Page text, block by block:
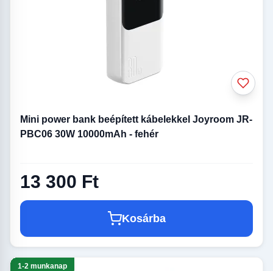
Mini power bank beépített kábelekkel Joyroom JR-
PBC06 30W 10000mAh - fehér
13 300 Ft
Kosárba
1-2 munkanap